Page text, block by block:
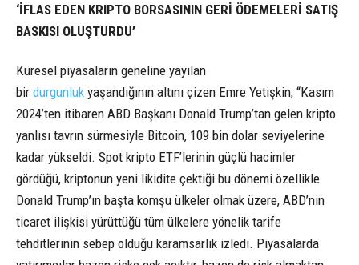
‘İFLAS EDEN KRIPTO BORSASININ GERİ ÖDEMELERİ SATIŞ
BASKISI OLUŞTURDU’
Küresel piyasaların geneline yayılan
bir durgunluk yaşandığının altını çizen Emre Yetişkin, “Kasım
2024’ten itibaren ABD Başkanı Donald Trump’tan gelen kripto
yanlısı tavrın sürmesiyle Bitcoin, 109 bin dolar seviyelerine
kadar yükseldi. Spot kripto ETF’lerinin güçlü hacimler
gördüğü, kriptonun yeni likidite çektiği bu dönemi özellikle
Donald Trump’ın başta komşu ülkeler olmak üzere, ABD’nin
ticaret ilişkisi yürüttüğü tüm ülkelere yönelik tarife
tehditlerinin sebep olduğu karamsarlık izledi. Piyasalarda